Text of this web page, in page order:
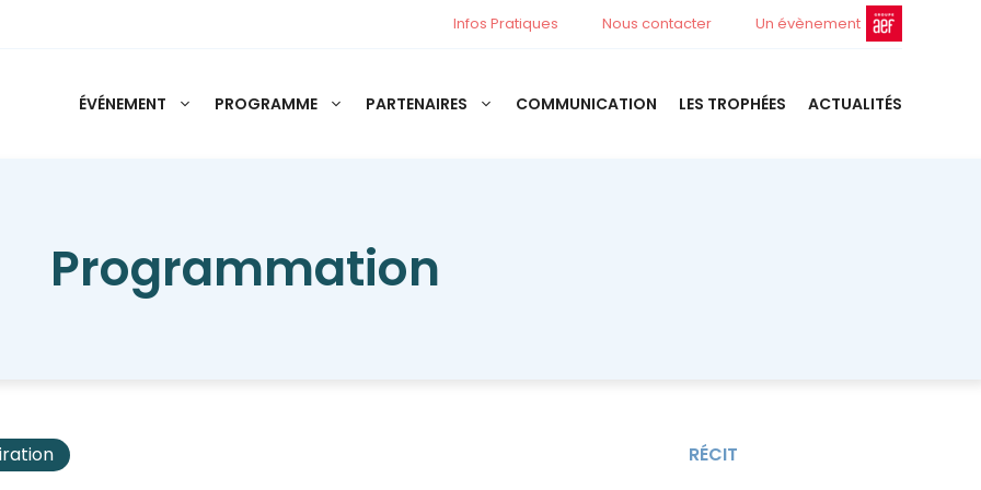
Infos Pratiques Nous contacter Un évènement
ÉVÉNEMENT PROGRAMME PARTENAIRES COMMUNICATION LES TROPHÉES ACTUALITÉS
Programmation
RÉCIT